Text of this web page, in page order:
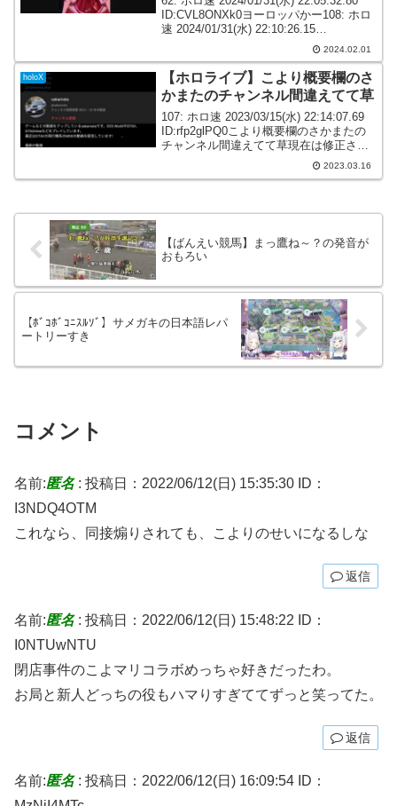
ID:CVL8ONXk0ヨーロッパかー108: ホロ
速 2024/01/31(水) 22:10:26.15
ID:7rEqyRzh0ファーストクラスｷﾀ2024.02.01
holoX
【ホロライブ】こより概要欄のさ
かまたのチャンネル間違えてて草
107: ホロ速 2023/03/15(水) 22:14:07.69
ID:rfp2glPQ0こより概要欄のさかまたの
チャンネル間違えてて草現在は修正され
ています114: ホロ速 2023/03/15(水)2023.03.16
【ばんえい競馬】まっ鷹ね～？の発音が
おもろい
【ﾎﾞｺﾎﾞｺﾆｽﾙｿﾞ】サメガキの日本語レパ
ートリーすき
コメント
名前:匿名: 投稿日：2022/06/12(日) 15:35:30 ID：
I3NDQ4OTM
これなら、同接煽りされても、こよりのせいになるしな
返信
名前:匿名: 投稿日：2022/06/12(日) 15:48:22
ID：
I0NTUwNTU
閉店事件のこよマリコラボめっちゃ好きだったわ。
お局と新人どっちの役もハマりすぎててずっと笑ってた。
返信
名前:匿名: 投稿日：2022/06/12(日) 16:09:54 ID：